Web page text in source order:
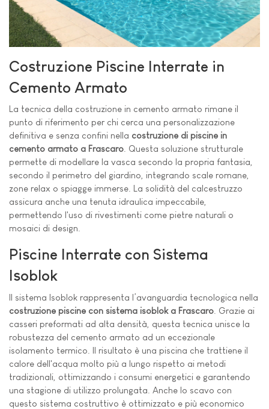
Costruzione Piscine Interrate in
Cemento Armato
La tecnica della costruzione in cemento armato rimane il
punto di riferimento per chi cerca una personalizzazione
definitiva e senza confini nella costruzione di piscine in
cemento armato a Frascaro. Questa soluzione strutturale
permette di modellare la vasca secondo la propria fantasia,
secondo il perimetro del giardino, integrando scale romane,
zone relax o spiagge immerse. La solidità del calcestruzzo
assicura anche una tenuta idraulica impeccabile,
permettendo l'uso di rivestimenti come pietre naturali o
mosaici di design.
Piscine Interrate con Sistema
Isoblok
Il sistema Isoblok rappresenta l’avanguardia tecnologica nella
costruzione piscine con sistema isoblok a Frascaro . Grazie ai
casseri preformati ad alta densità, questa tecnica unisce la
robustezza del cemento armato ad un eccezionale
isolamento termico. Il risultato è una piscina che trattiene il
calore dell'acqua molto più a lungo rispetto ai metodi
tradizionali, ottimizzando i consumi energetici e garantendo
una stagione di utilizzo prolungata. Anche lo scavo con
questo sistema costruttivo è ottimizzato e più economico